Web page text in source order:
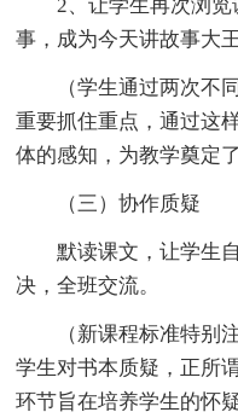
2、让学生再次浏览
事，成为今天讲故事大王
（学生通过两次不同
重要抓住重点，通过这
体的感知，为教学奠定
（三）协作质疑
默读课文，让学生自
决，全班交流。
（新课程标准特别注
学生对书本质疑，正所
环节旨在培养学生的怀